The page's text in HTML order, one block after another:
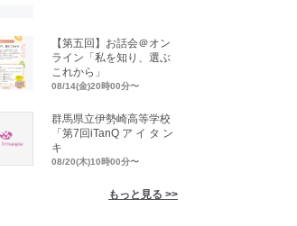
【第五回】お話会＠オン
ライン「私を知り、選ぶ
これから」
08/14(金)20時00分〜
群馬県立伊勢崎高等学校
「第7回iTanQ ア イ タ ン
キ
08/20(木)10時00分〜
もっと見る >>